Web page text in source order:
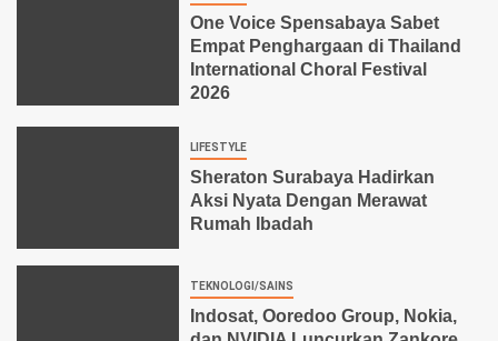
One Voice Spensabaya Sabet
Empat Penghargaan di Thailand
International Choral Festival
2026
LIFESTYLE
Sheraton Surabaya Hadirkan
Aksi Nyata Dengan Merawat
Rumah Ibadah
TEKNOLOGI/SAINS
Indosat, Ooredoo Group, Nokia,